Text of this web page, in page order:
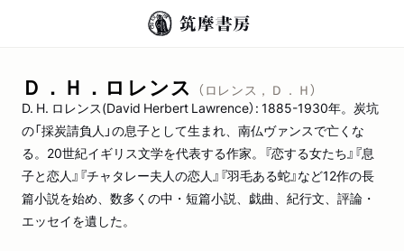
Ｄ．Ｈ．ロレンス （ロレンス，Ｄ．Ｈ）
D. H. ロレンス(David Herbert Lawrence）: 1885-1930年。炭坑
の「採炭請負人」の息子として生まれ、南仏ヴァンスで亡くな
る。20世紀イギリス文学を代表する作家。『恋する女たち』『息
子と恋人』『チャタレー夫人の恋人』『羽毛ある蛇』など12作の長
篇小説を始め、数多くの中・短篇小説、戯曲、紀行文、評論・
エッセイを遺した。